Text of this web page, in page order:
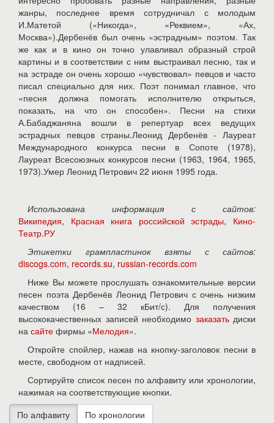
жанры, последнее время сотрудничал с молодым
И.Матетой («Никогда», «Реквием», «Ах,
Москва»).Дербенёв был очень «эстрадным» поэтом. Так
же как и в кино он точно улавливал образный строй
картины и в соответствии с ним выстраивал песню, так и
на эстраде он очень хорошо «чувствовал» певцов и часто
писал специально для них. Поэт понимал главное, что
«песня должна помогать исполнителю открыться,
показать, на что он способен». Песни на стихи
А.Бабаджаняна вошли в репертуар всех ведущих
эстрадных певцов страны.Леонид Дербенёв - Лауреат
Международного конкурса песни в Сопоте (1978),
Лауреат Всесоюзных конкурсов песни (1963, 1964, 1965,
1973).Умер Леонид Петрович 22 июня 1995 года.
Использована информация с сайтов:
Википедия, Красная книга российской эстрады, Кино-
Театр.РУ
Этикетки грампластинок взяты с сайтов:
discogs.com, records.su, russian-records.com
Ниже Вы можете прослушать ознакомительные версии
песен поэта Дербенёв Леонид Петрович с очень низким
качеством (16 – 32 кБит/с). Для получения
высококачественных записей необходимо заказатьдиски
на сайте фирмы «Мелодия».
Откройте спойлер, нажав на кнопку-заголовок песни в
месте, свободном от надписей.
Сортируйте список песен по алфавиту или хронологии,
нажимая на соответствующие кнопки.